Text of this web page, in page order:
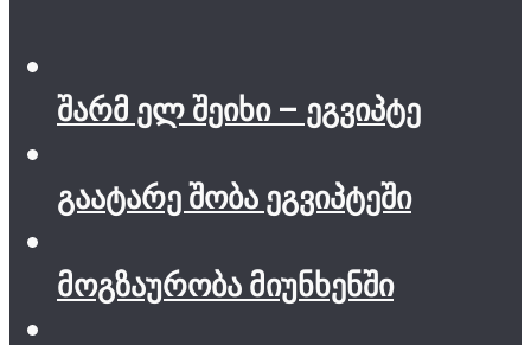
შარმ ელ შეიხი – ეგვიპტე
გაატარე შობა ეგვიპტეში
მოგზაურობა მიუნხენში